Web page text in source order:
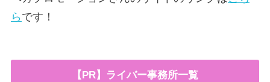
ら です！
【PR】ライバー事務所一覧